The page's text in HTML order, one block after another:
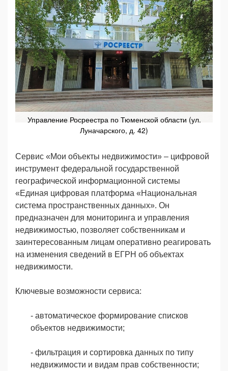
Управление Росреестра по Тюменской области (ул.
Луначарского, д. 42)
Сервис «Мои объекты недвижимости» – цифровой
инструмент федеральной государственной
географической информационной системы
«Единая цифровая платформа «Национальная
система пространственных данных». Он
предназначен для мониторинга и управления
недвижимостью, позволяет собственникам и
заинтересованным лицам оперативно реагировать
на изменения сведений в ЕГРН об объектах
недвижимости.
Ключевые возможности сервиса:
- автоматическое формирование списков
объектов недвижимости;
- фильтрация и сортировка данных по типу
недвижимости и видам прав собственности;